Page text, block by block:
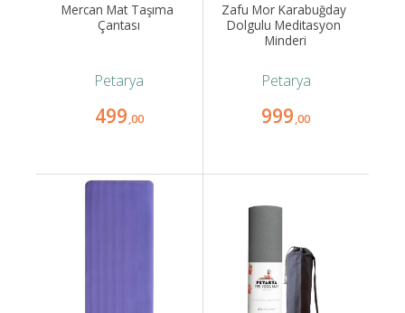
Mercan Mat Taşıma
Çantası
Petarya
499,00
Zafu Mor Karabuğday
Dolgulu Meditasyon
Minderi
Petarya
999,00